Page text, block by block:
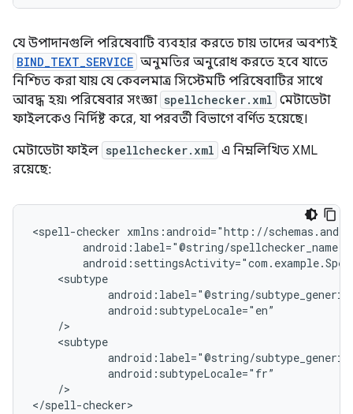
যে উপাদানগুলি পরিষেবাটি ব্যবহার করতে চায় তাদের অবশ্যই
BIND_TEXT_SERVICE অনুমতির অনুরোধ করতে হবে যাতে
নিশ্চিত করা যায় যে কেবলমাত্র সিস্টেমটি পরিষেবাটির সাথে
আবদ্ধ হয়৷ পরিষেবার সংজ্ঞা spellchecker.xml মেটাডেটা
ফাইলকেও নির্দিষ্ট করে, যা পরবর্তী বিভাগে বর্ণিত হয়েছে।
মেটাডেটা ফাইল spellchecker.xml এ নিম্নলিখিত XML
রয়েছে:
<spell-checker
/>
</spell-checker>